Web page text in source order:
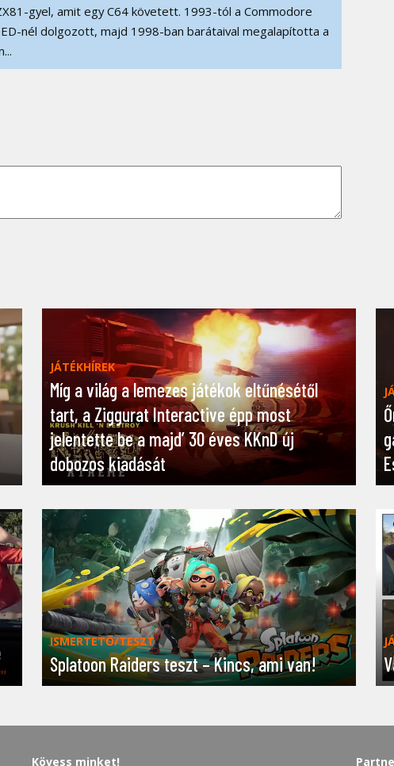
gyel, amit egy C64 követett. 1993-tól a Commodore
nél dolgozott, majd 1998-ban barátaival megalapította a
JÁTÉKHÍREK
Míg a világ a lemezes játékok eltűnésétől
tart, a Ziggurat Interactive épp most
jelentette be a majd’ 30 éves KKnD új
dobozos kiadását
ISMERTETŐ/TESZT
Splatoon Raiders teszt – Kincs, ami van!
Kövess minket!